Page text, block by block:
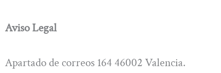
Aviso Legal
Apartado de correos 164 46002 Valencia.